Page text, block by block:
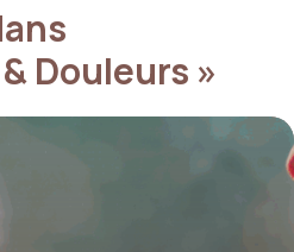
Douleurs »